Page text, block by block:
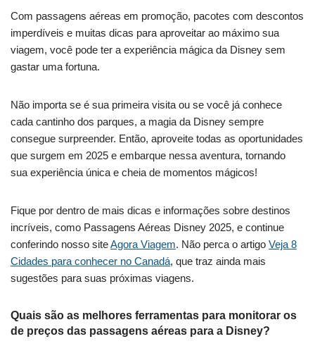
Com passagens aéreas em promoção, pacotes com descontos
imperdíveis e muitas dicas para aproveitar ao máximo sua
viagem, você pode ter a experiência mágica da Disney sem
gastar uma fortuna.
Não importa se é sua primeira visita ou se você já conhece
cada cantinho dos parques, a magia da Disney sempre
consegue surpreender. Então, aproveite todas as oportunidades
que surgem em 2025 e embarque nessa aventura, tornando
sua experiência única e cheia de momentos mágicos!
Fique por dentro de mais dicas e informações sobre destinos
incríveis, como Passagens Aéreas Disney 2025, e continue
conferindo nosso siteAgora Viagem. Não perca o artigo Veja 8
Cidades para conhecer no Canadá, que traz ainda mais
sugestões para suas próximas viagens.
Quais são as melhores ferramentas para monitorar os
de preços das passagens aéreas para a Disney?